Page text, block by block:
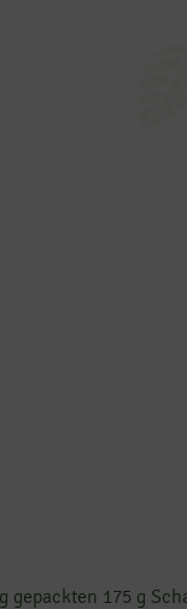
gepackten 175 g